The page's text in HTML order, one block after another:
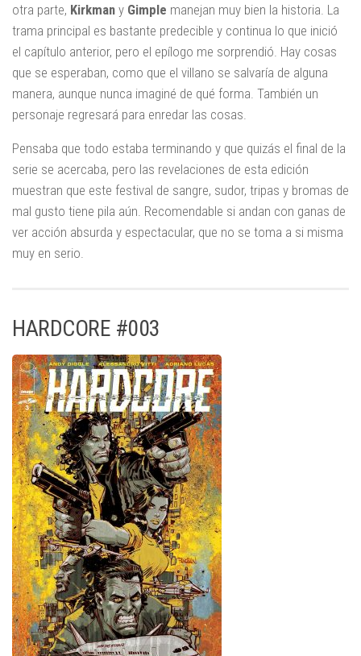
otra parte, Kirkman y Gimple manejan muy bien la historia. La
trama principal es bastante predecible y continua lo que inició
el capítulo anterior, pero el epílogo me sorprendió. Hay cosas
que se esperaban, como que el villano se salvaría de alguna
manera, aunque nunca imaginé de qué forma. También un
personaje regresará para enredar las cosas.
Pensaba que todo estaba terminando y que quizás el final de la
serie se acercaba, pero las revelaciones de esta edición
muestran que este festival de sangre, sudor, tripas y bromas de
mal gusto tiene pila aún. Recomendable si andan con ganas de
ver acción absurda y espectacular, que no se toma a si misma
muy en serio.
HARDCORE #003